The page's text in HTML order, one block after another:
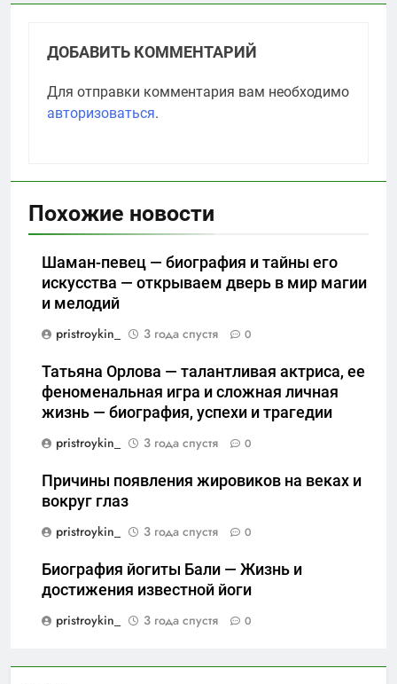
ДОБАВИТЬ КОММЕНТАРИЙ
Для отправки комментария вам необходимо
авторизоваться.
Похожие новости
Шаман-певец — биография и тайны его
искусства — открываем дверь в мир магии
и мелодий
pristroykin_
3 года спустя 0
Татьяна Орлова — талантливая актриса, ее
феноменальная игра и сложная личная
жизнь — биография, успехи и трагедии
pristroykin_
3 года спустя 0
Причины появления жировиков на веках и
вокруг глаз
pristroykin_
3 года спустя 0
Биография йогиты Бали — Жизнь и
достижения известной йоги
pristroykin_
3 года спустя 0